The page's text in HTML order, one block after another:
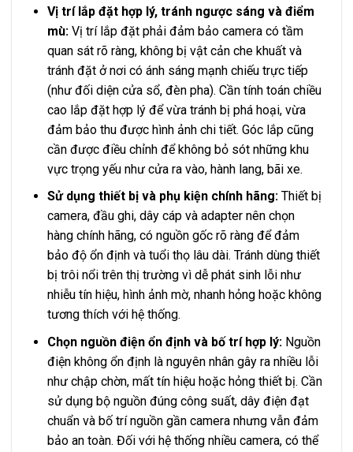
Vị trí lắp đặt hợp lý, tránh ngược sáng và điểm
mù:Vị trí lắp đặt phải đảm bảo camera có tầm
quan sát rõ ràng, không bị vật cản che khuất và
tránh đặt ở nơi có ánh sáng mạnh chiếu trực tiếp
(như đối diện cửa sổ, đèn pha). Cần tính toán chiều
cao lắp đặt hợp lý để vừa tránh bị phá hoại, vừa
đảm bảo thu được hình ảnh chi tiết. Góc lắp cũng
cần được điều chỉnh để không bỏ sót những khu
vực trọng yếu như cửa ra vào, hành lang, bãi xe.
Sử dụng thiết bị và phụ kiện chính hãng: Thiết bị
camera, đầu ghi, dây cáp và adapter nên chọn
hàng chính hãng, có nguồn gốc rõ ràng để đảm
bảo độ ổn định và tuổi thọ lâu dài. Tránh dùng thiết
bị trôi nổi trên thị trường vì dễ phát sinh lỗi như
nhiễu tín hiệu, hình ảnh mờ, nhanh hỏng hoặc không
tương thích với hệ thống.
Chọn nguồn điện ổn định và bố trí hợp lý:Nguồn
điện không ổn định là nguyên nhân gây ra nhiều lỗi
như chập chờn, mất tín hiệu hoặc hỏng thiết bị. Cần
sử dụng bộ nguồn đúng công suất, dây điện đạt
chuẩn và bố trí nguồn gần camera nhưng vẫn đảm
bảo an toàn. Đối với hệ thống nhiều camera, có thể